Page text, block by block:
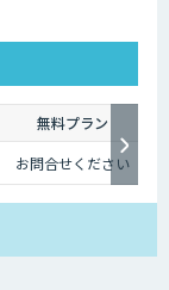
無料プラン
お問合せください